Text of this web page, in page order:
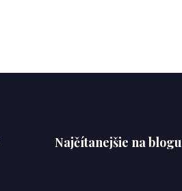
Najčítanejšie na blogu